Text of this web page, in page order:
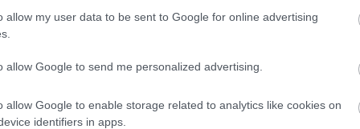
allow my user data to be sent to Google for online advertising
allow Google to send me personalized advertising.
allow Google to enable storage related to analytics like cookies on
identifiers in apps.
– delade segern
mitt jobb. Att vara en hundraprocentig